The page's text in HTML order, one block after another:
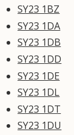
SY23 1BZ
SY23 1DA
SY23 1DB
SY23 1DD
SY23 1DE
SY23 1DL
SY23 1DT
SY23 1DU